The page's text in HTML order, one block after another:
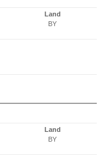
Land
BY
Land
BY